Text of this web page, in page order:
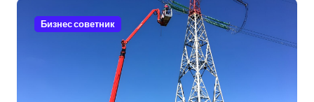
Бизнес советник